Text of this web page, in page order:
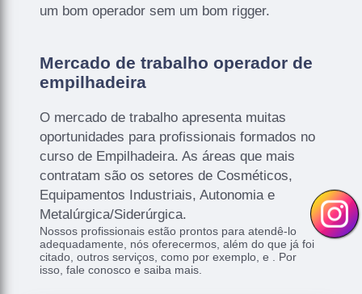
um bom operador sem um bom rigger.
Mercado de trabalho operador de
empilhadeira
O mercado de trabalho apresenta muitas
oportunidades para profissionais formados no
curso de Empilhadeira. As áreas que mais
contratam são os setores de Cosméticos,
Equipamentos Industriais, Autonomia e
Metalúrgica/Siderúrgica.
Nossos profissionais estão prontos para atendê-lo
adequadamente, nós oferecermos, além do que já foi
citado, outros serviços, como por exemplo, e . Por
isso, fale conosco e saiba mais.